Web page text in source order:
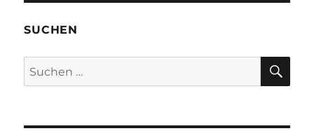
SUCHEN
Suchen
nach: